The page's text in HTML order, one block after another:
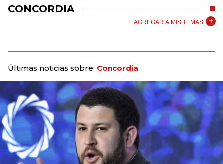
CONCORDIA
AGREGAR A MIS TEMAS
Últimas noticias sobre: Concordia